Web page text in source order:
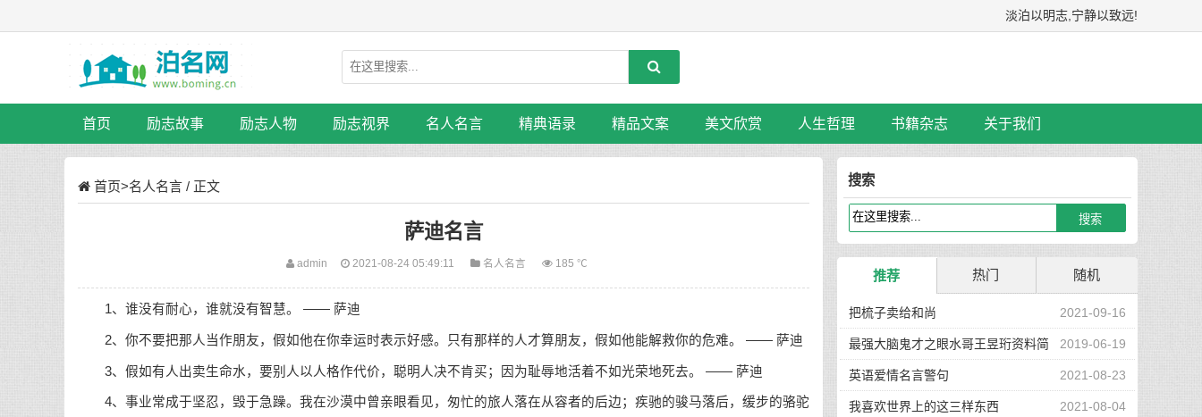
淡泊以明志,宁静以致远!
首页 励志故事 励志人物 励志视界 名人名言 精典语录 精品文案 美文欣赏 人生哲理 书籍杂志 关于我们
首页>名人名言 / 正文
萨迪名言
admin 2021-08-24 05:49:11 名人名言 185 ℃
1、谁没有耐心，谁就没有智慧。 —— 萨迪
2、你不要把那人当作朋友，假如他在你幸运时表示好感。只有那样的人才算朋友，假如他能解救你的危难。 —— 萨迪
3、假如有人出卖生命水，要别人以人格作代价，聪明人决不肯买；因为耻辱地活着不如光荣地死去。 —— 萨迪
4、事业常成于坚忍，毁于急躁。我在沙漠中曾亲眼看见，匆忙的旅人落在从容者的后边；疾驰的骏马落后，缓步的骆驼
搜索
推荐 热门 随机
2021-09-16
把梳子卖给和尚
2019-06-19
最强大脑鬼才之眼水哥王昱珩资料简
介 2021-08-23
英语爱情名言警句
2021-08-04
我喜欢世界上的这三样东西